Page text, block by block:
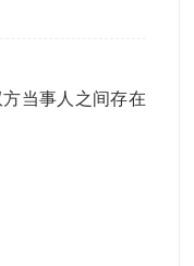
当事人之间存在